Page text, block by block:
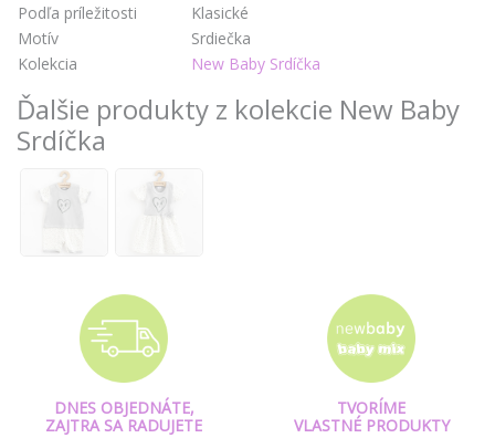
Podľa príležitosti
Klasické
Motív
Srdiečka
Kolekcia
New Baby Srdíčka
Ďalšie produkty z kolekcie New Baby
Srdíčka
DNES OBJEDNÁTE,
ZAJTRA SA RADUJETE
TVORÍME
VLASTNÉ PRODUKTY